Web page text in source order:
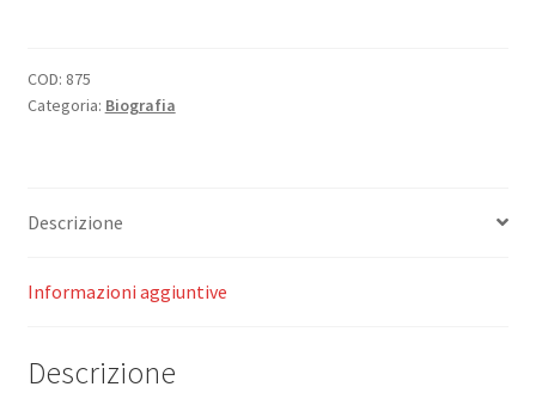
-
1325).
la
des
l'Universitè
COD: 875
Categoria: Biografia
Descrizione
Informazioni aggiuntive
Descrizione